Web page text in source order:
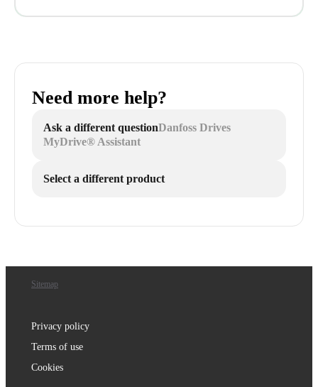
Need more help?
Ask a different questionDanfoss Drives
MyDrive® Assistant
Select a different product
Sitemap
Privacy policy
Terms of use
Cookies